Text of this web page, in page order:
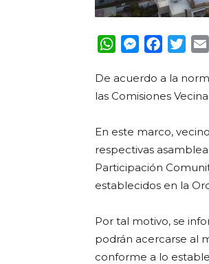
WhatsApp
Messenger
De acuerdo a la
las Comisiones
En este marco,
respectivas
Participación
establecidos en la
Por tal motivo, se
podrán acercarse al
conforme a lo